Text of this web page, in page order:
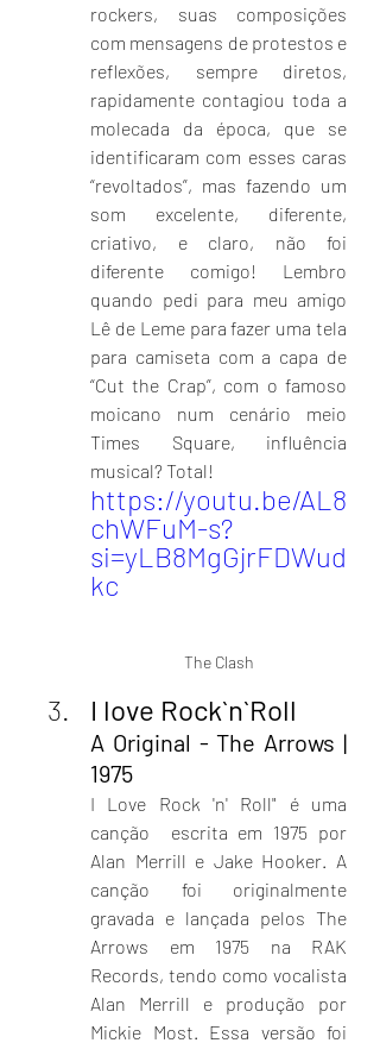
rockers, suas composições
com mensagens de protestos e
reflexões, sempre diretos,
rapidamente contagiou toda a
molecada da época, que se
identificaram com esses caras
“revoltados”, mas fazendo um
som excelente, diferente,
criativo, e claro, não foi
diferente comigo! Lembro
quando pedi para meu amigo
Lê de Leme para fazer uma tela
para camiseta com a capa de
“Cut the Crap”, com o famoso
moicano num cenário meio
Times Square, influência
musical? Total!
https://youtu.be/AL8
chWFuM-s?
si=yLB8MgGjrFDWud
kc
The Clash
I love Rock`n`Roll
A Original - The Arrows |
1975
I Love Rock 'n' Roll" é uma
canção  escrita em 1975 por
Alan Merrill e Jake Hooker. A
canção foi originalmente
gravada e lançada pelos The
Arrows em 1975 na RAK
Records, tendo como vocalista
Alan Merrill e produção por
Mickie Most. Essa versão foi